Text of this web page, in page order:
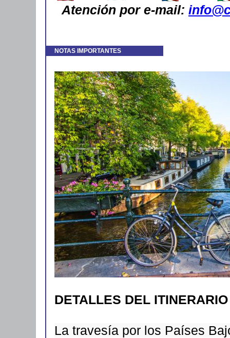
Atención por e-mail:
NOTAS IMPORTANTES
DETALLES DEL ITINERARIO
La travesía por los Países